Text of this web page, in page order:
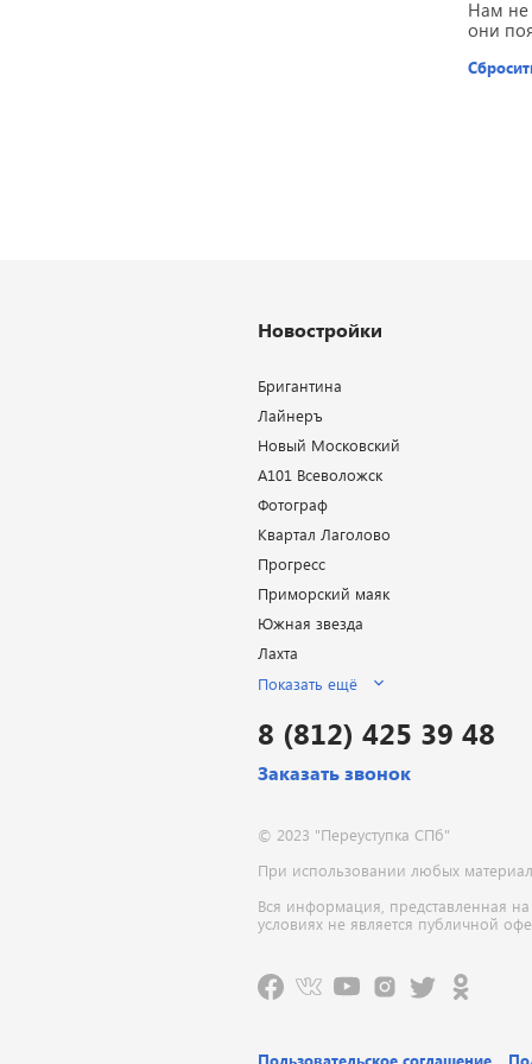
Нам не
они
8 (812) 425 39 48
Заказать звонок
© 2023 "Переуступка СПб"
При использовании любых
Вся информация, представленная
условиях не является публичной
Новостройки
Бригантина
Лайнеръ
Новый Московский
А101 Всеволожск
Фотограф
Квартал Лаголово
Прогресс
Приморский маяк
Южная звезда
Лахта
Показать ещё
Пользовательское соглашение